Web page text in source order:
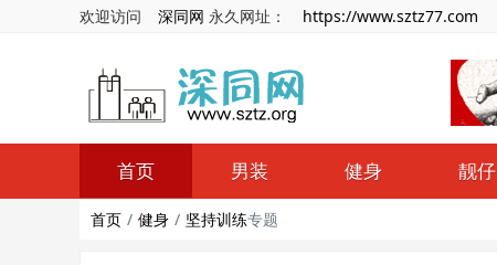
欢迎访问 深同网 永久网址： https://www.sztz77.com
首页 男装 健身 靓仔
首页 健身 坚持训练专题